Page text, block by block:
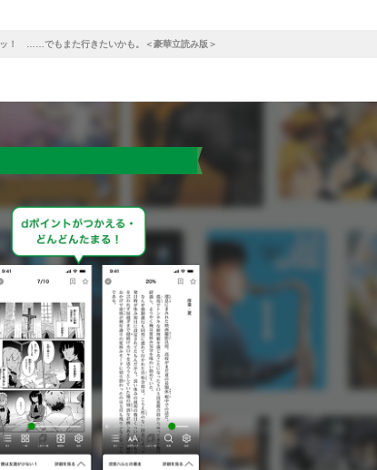
！ ……でもまた行きたいかも。＜豪華立読み版＞